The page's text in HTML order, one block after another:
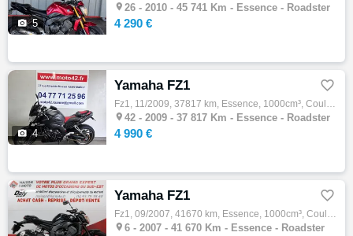
 5
 26 - 2010 - 45 741 Km - Essence - Roadster
4 290 €
 4
Yamaha FZ1 
Fz1, 11/2009, 37817 km, Essence, 1000cm³, Couleur gris, 4990 € Equipements : Disponible chez MOTO42 votre concession YAMAHA à Roanne, cette…
 42 - 2009 - 37 817 Km - Essence - Roadster
4 990 €
Yamaha FZ1 
Fz1, 09/2007, 41670 km, Essence, 1000cm³, Couleur noir, 4290 € Equipements : Options : Garantie 3 mois avec possibilité d'extension à 12 mo…
 6 - 2007 - 41 670 Km - Essence - Roadster